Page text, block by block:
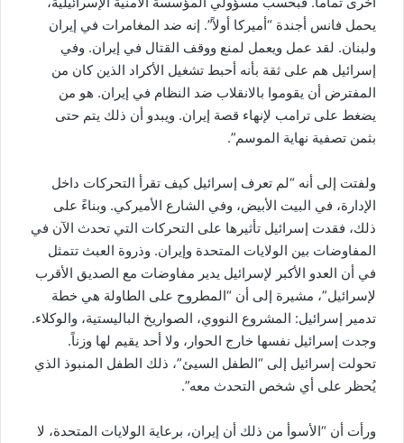
يحمل فانس أجندة “أميركا أولاً”. إنه ضد المغامرات في إيران
ولبنان. لقد عمل ويعمل لمنع ووقف القتال في إيران. وفي
إسرائيل هم على ثقة بأنه أحبط تشغيل الأكراد الذين كان من
المفترض أن يقوموا بالانقلاب ضد النظام في إيران. هو من
يضغط على ترامب لإنهاء قصة إيران. ويبدو أن ذلك يتم حتى
بثمن تصفية نهاية الموسم”.
ولفتت إلى أنه “لم تعرف إسرائيل كيف تقرأ التحركات داخل
الإدارة، في البيت الأبيض، وفي الشارع الأميركي. وبناءً على
ذلك، فقدت إسرائيل تأثيرها على التحركات التي تحدث الآن في
المفاوضات بين الولايات المتحدة وإيران. وذروة العبث تتمثل
في أن العدو الأكبر لإسرائيل يدير مفاوضات مع الصديق الأقرب
لإسرائيل”، مشيرة إلى أن “المطروح على الطاولة هي خطة
تدمير إسرائيل: ​المشروع النووي​، الصواريخ الباليستية، والوكلاء.
وجدت إسرائيل نفسها خارج الحوار، ولا أحد يقيم لها وزناً.
تحولت إسرائيل إلى “الطفل السيئ”، ذلك الطفل المنبوذ الذي
يُحظر على أي شخص التحدث معه”.
ورأت أن “الأسوأ من ذلك أن إيران، برعاية الولايات المتحدة، لا